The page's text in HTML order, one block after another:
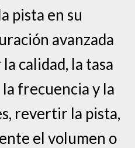
pista en su
avanzada
calidad, la tasa
frecuencia y la
revertir la pista,
el volumen o